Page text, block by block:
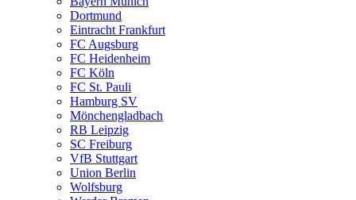
Dortmund
Eintracht Frankfurt
FC Augsburg
FC Heidenheim
FC Köln
FC St. Pauli
Hamburg SV
Mönchengladbach
RB Leipzig
SC Freiburg
VfB Stuttgart
Union Berlin
Wolfsburg